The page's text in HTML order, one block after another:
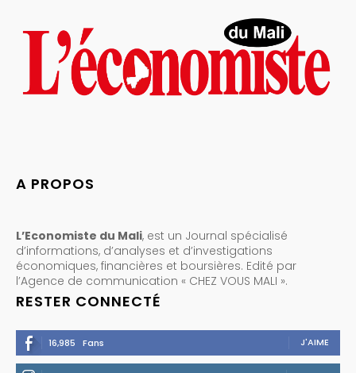
A PROPOS
L’Economiste du Mali, est un Journal spécialisé
d’informations, d’analyses et d’investigations
économiques, financières et boursières. Edité par
l’Agence de communication « CHEZ VOUS MALI ».
RESTER CONNECTÉ
16,985 Fans J'AIME